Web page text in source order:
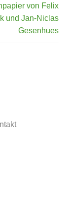
von Felix
und Jan-Niclas
Gesenhues